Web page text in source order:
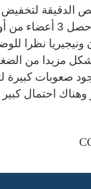
الدقيقة لتخفيض
الشهر المقبل.
ونيجيريا
مزيدا من
صعوبات
احتمال